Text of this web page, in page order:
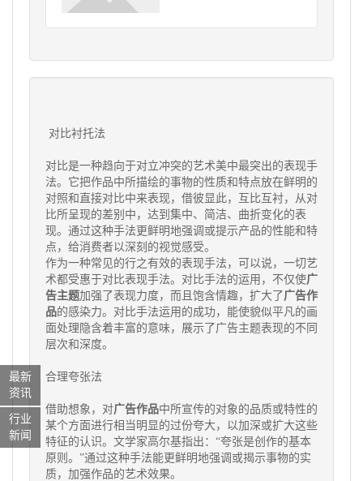
对比衬托法
对比是一种趋向于对立冲突的艺术美中最突出的表现手
法。它把作品中所描绘的事物的性质和特点放在鲜明的
对照和直接对比中来表现，借彼显此，互比互衬，从对
比所呈现的差别中，达到集中、简洁、曲折变化的表
现。通过这种手法更鲜明地强调或提示产品的性能和特
点，给消费者以深刻的视觉感受。
作为一种常见的行之有效的表现手法，可以说，一切艺
术都受惠于对比表现手法。对比手法的运用，不仅使广
告主题加强了表现力度，而且饱含情趣，扩大了 广告作
品的感染力。对比手法运用的成功，能使貌似平凡的画
面处理隐含着丰富的意味，展示了广告主题表现的不同
层次和深度。
合理夸张法
借助想象，对广告作品中所宣传的对象的品质或特性的
某个方面进行相当明显的过份夸大，以加深或扩大这些
特征的认识。文学家高尔基指出：“夸张是创作的基本
原则。”通过这种手法能更鲜明地强调或揭示事物的实
质，加强作品的艺术效果。
最新
资讯
行业
新闻